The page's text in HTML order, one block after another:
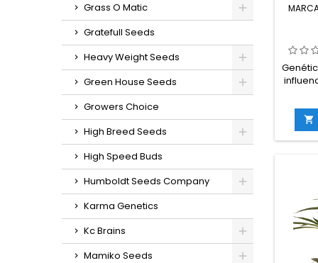
Grass O Matic
Gratefull Seeds
Heavy Weight Seeds
Green House Seeds
Growers Choice
High Breed Seeds
High Speed Buds
Humboldt Seeds Company
Karma Genetics
Kc Brains
Mamiko Seeds
g/
